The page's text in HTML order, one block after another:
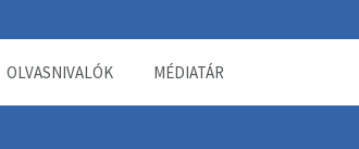
OLVASNIVALÓK MÉDIATÁR